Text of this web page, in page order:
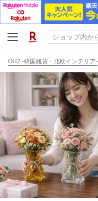
OH2 -韓国雑貨・北欧インテリア-